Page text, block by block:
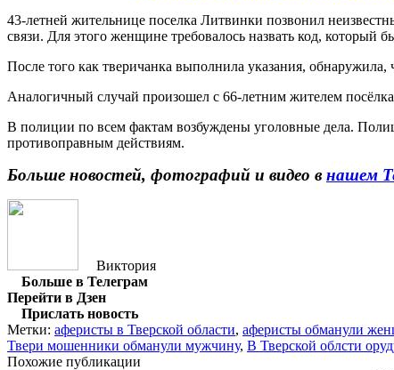
43-летней жительнице поселка Литвинки позвонил
связи. Для этого женщине требовалось назвать код, который
После того как тверичанка выполнила указания,
Аналогичный случай произошел с 66-летним жителем
В полиции по всем фактам возбуждены уголовные дела.
противоправным действиям.
Больше новостей, фотографий и видео в нашем
Виктория
Больше в Телеграм
Перейти в Дзен
Прислать новость
Метки: аферисты в Тверской области, аферисты обманули
Твери мошенники обманули мужчину, В Тверской облсти
Похожие публикации